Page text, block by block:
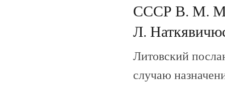
СССР В. М.
Л.
Литовский
случаю